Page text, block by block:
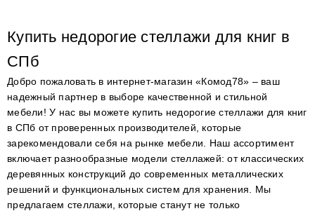
Купить недорогие стеллажи для книг в
СПб
Добро пожаловать в интернет-магазин «Комод78» – ваш
надежный партнер в выборе качественной и стильной
мебели! У нас вы можете купить недорогие стеллажи для книг
в СПб от проверенных производителей, которые
зарекомендовали себя на рынке мебели. Наш ассортимент
включает разнообразные модели стеллажей: от классических
деревянных конструкций до современных металлических
решений и функциональных систем для хранения. Мы
предлагаем стеллажи, которые станут не только